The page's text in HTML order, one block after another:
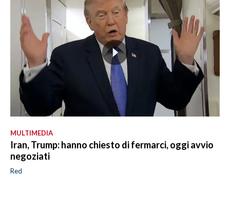
MULTIMEDIA
Iran, Trump: hanno chiesto di fermarci, oggi avvio
negoziati
Red